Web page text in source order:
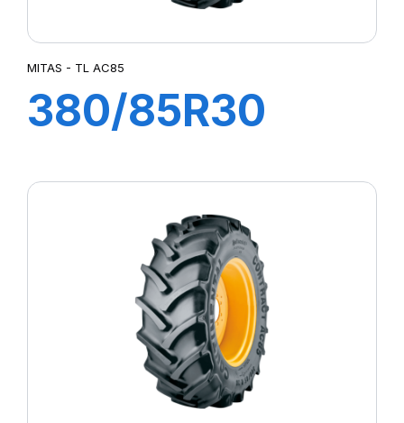
MITAS - TL AC85
380/85R30
(14.9R30)